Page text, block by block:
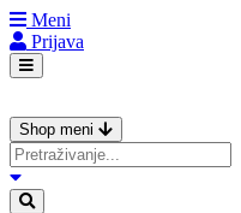
Meni
Prijava
Shop meni